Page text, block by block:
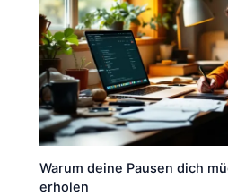
Warum deine Pausen dich
erholen